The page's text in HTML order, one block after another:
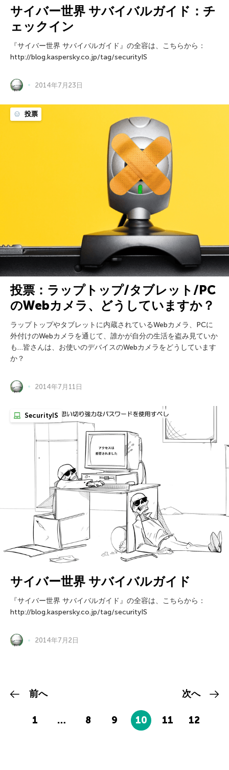
サイバー世界 サバイバルガイド：チ
ェックイン
『サイバー世界 サバイバルガイド』の全容は、こちらから：
http://blog.kaspersky.co.jp/tag/securityIS
2014年7月23日
投票
投票：ラップトップ/タブレット/PC
のWebカメラ、どうしていますか？
ラップトップやタブレットに内蔵されているWebカメラ、PCに
外付けのWebカメラを通じて、誰かが自分の生活を盗み見ていか
も…皆さんは、お使いのデバイスのWebカメラをどうしています
か？
2014年7月11日
SecurityIS
サイバー世界 サバイバルガイド
『サイバー世界 サバイバルガイド』の全容は、こちらから：
http://blog.kaspersky.co.jp/tag/securityIS
2014年7月2日
前へ
1 … 8 9 10 11 12
次へ